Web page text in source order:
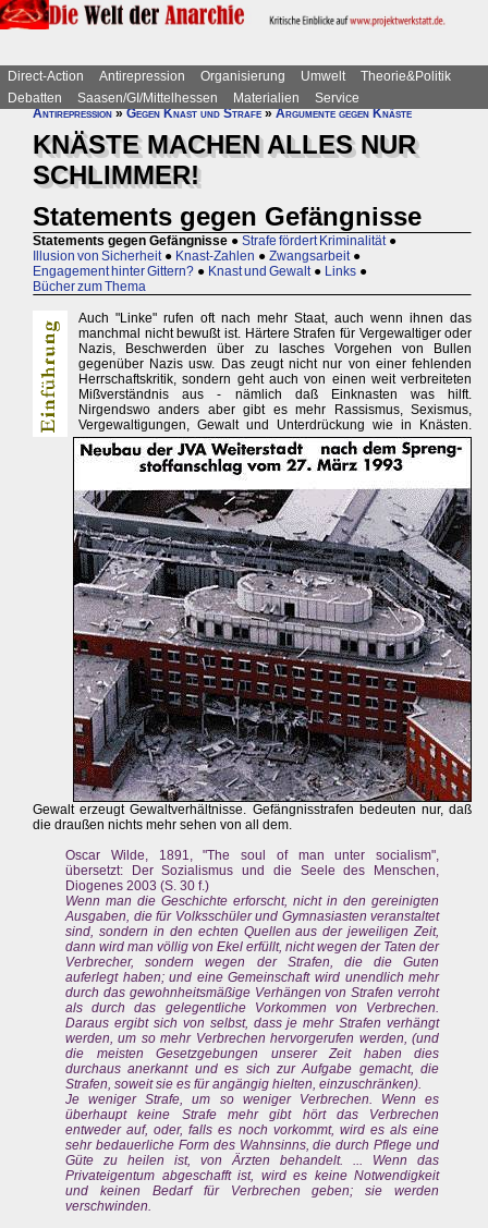
Direct-Action Antirepression Organisierung Umwelt
Theorie&Politik
Debatten
Saasen/GI/Mittelhessen Materialien
Service
Antirepression»Gegen Knast und Strafe»Argumente gegen Knäste
KNÄSTE MACHEN ALLES NUR
SCHLIMMER!
Statements gegen Gefängnisse
Statements gegen Gefängnisse ● Strafe fördert Kriminalität ●
Illusion von Sicherheit ● Knast-Zahlen ● Zwangsarbeit ●
Engagement hinter Gittern? ● Knast und Gewalt ● Links ●
Bücher zum Thema
Auch "Linke" rufen oft nach mehr Staat, auch wenn ihnen das
manchmal nicht bewußt ist. Härtere Strafen für Vergewaltiger oder
Nazis, Beschwerden über zu lasches Vorgehen von Bullen
gegenüber Nazis usw. Das zeugt nicht nur von einer fehlenden
Herrschaftskritik, sondern geht auch von einen weit verbreiteten
Mißverständnis aus - nämlich daß Einknasten was hilft.
Nirgendswo anders aber gibt es mehr Rassismus, Sexismus,
Vergewaltigungen, Gewalt und Unterdrückung wie in Knästen.
Gewalt erzeugt Gewaltverhältnisse. Gefängnisstrafen bedeuten nur, daß
die draußen nichts mehr sehen von all dem.
Oscar Wilde, 1891, "The soul of man unter socialism",
übersetzt: Der Sozialismus und die Seele des Menschen,
Diogenes 2003 (S. 30 f.)
Wenn man die Geschichte erforscht, nicht in den gereinigten
Ausgaben, die für Volksschüler und Gymnasiasten veranstaltet
sind, sondern in den echten Quellen aus der jeweiligen Zeit,
dann wird man völlig von Ekel erfüllt, nicht wegen der Taten der
Verbrecher, sondern wegen der Strafen, die die Guten
auferlegt haben; und eine Gemeinschaft wird unendlich mehr
durch das gewohnheitsmäßige Verhängen von Strafen verroht
als durch das gelegentliche Vorkommen von Verbrechen.
Daraus ergibt sich von selbst, dass je mehr Strafen verhängt
werden, um so mehr Verbrechen hervorgerufen werden, (und
die meisten Gesetzgebungen unserer Zeit haben dies
durchaus anerkannt und es sich zur Aufgabe gemacht, die
Strafen, soweit sie es für angängig hielten, einzuschränken).
Je weniger Strafe, um so weniger Verbrechen. Wenn es
überhaupt keine Strafe mehr gibt hört das Verbrechen
entweder auf, oder, falls es noch vorkommt, wird es als eine
sehr bedauerliche Form des Wahnsinns, die durch Pflege und
Güte zu heilen ist, von Ärzten behandelt. ... Wenn das
Privateigentum abgeschafft ist, wird es keine Notwendigkeit
und keinen Bedarf für Verbrechen geben; sie werden
verschwinden.